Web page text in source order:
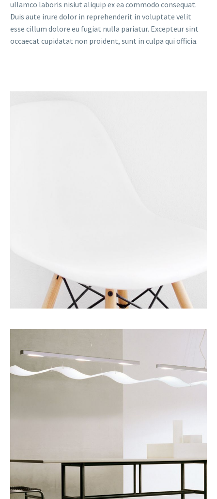
ullamco laboris nisiut aliquip ex ea commodo consequat.
Duis aute irure dolor in reprehenderit in voluptate velit
esse cillum dolore eu fugiat nulla pariatur. Excepteur sint
occaecat cupidatat non proident, sunt in culpa qui officia.